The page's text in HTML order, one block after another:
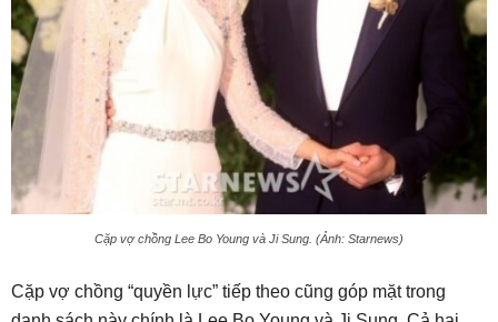
Cặp vợ chồng Lee Bo Young và Ji Sung. (Ảnh: Starnews)
Cặp vợ chồng “quyền lực” tiếp theo cũng góp mặt trong